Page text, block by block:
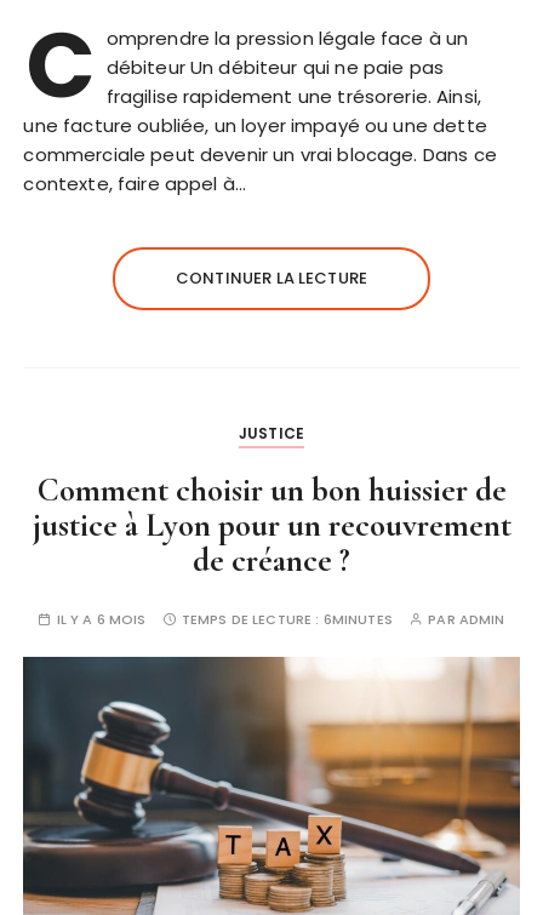
C omprendre la pression légale face à un
débiteur Un débiteur qui ne paie pas
fragilise rapidement une trésorerie. Ainsi,
une facture oubliée, un loyer impayé ou une dette
commerciale peut devenir un vrai blocage. Dans ce
contexte, faire appel à…
CONTINUER LA LECTURE
JUSTICE
Comment choisir un bon huissier de
justice à Lyon pour un recouvrement
de créance ?
IL Y A 6 MOIS TEMPS DE LECTURE : 6MINUTES PAR ADMIN